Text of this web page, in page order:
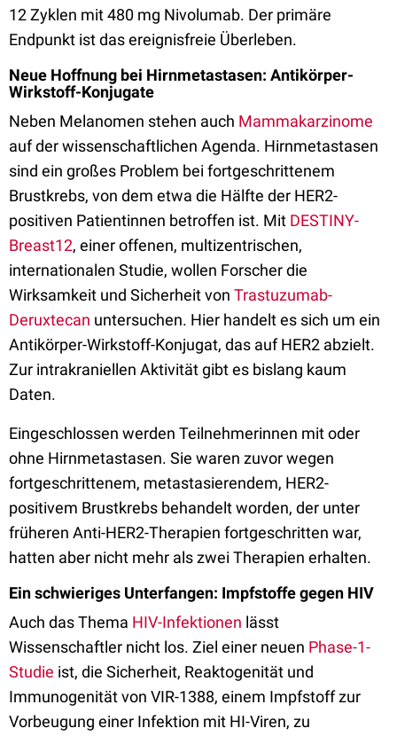
12 Zyklen mit 480 mg Nivolumab. Der primäre
Endpunkt ist das ereignisfreie Überleben.
Neue Hoffnung bei Hirnmetastasen: Antikörper-
Wirkstoff-Konjugate
Neben Melanomen stehen auch Mammakarzinome
auf der wissenschaftlichen Agenda. Hirnmetastasen
sind ein großes Problem bei fortgeschrittenem
Brustkrebs, von dem etwa die Hälfte der HER2-
positiven Patientinnen betroffen ist. Mit DESTINY-
Breast12, einer offenen, multizentrischen,
internationalen Studie, wollen Forscher die
Wirksamkeit und Sicherheit von Trastuzumab-
Deruxtecan untersuchen. Hier handelt es sich um ein
Antikörper-Wirkstoff-Konjugat, das auf HER2 abzielt.
Zur intrakraniellen Aktivität gibt es bislang kaum
Daten.
Eingeschlossen werden Teilnehmerinnen mit oder
ohne Hirnmetastasen. Sie waren zuvor wegen
fortgeschrittenem, metastasierendem, HER2-
positivem Brustkrebs behandelt worden, der unter
früheren Anti-HER2-Therapien fortgeschritten war,
hatten aber nicht mehr als zwei Therapien erhalten.
Ein schwieriges Unterfangen: Impfstoffe gegen HIV
Auch das Thema HIV-Infektionen lässt
Wissenschaftler nicht los. Ziel einer neuen Phase-1-
Studie ist, die Sicherheit, Reaktogenität und
Immunogenität von VIR-1388, einem Impfstoff zur
Vorbeugung einer Infektion mit HI-Viren, zu